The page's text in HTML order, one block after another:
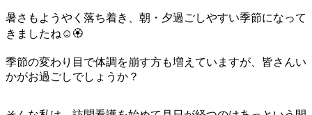
暑さもようやく落ち着き、朝・夕過ごしやすい季節になって
きましたね☺️🏵️
季節の変わり目で体調を崩す方も増えていますが、皆さんい
かがお過ごしでしょうか？